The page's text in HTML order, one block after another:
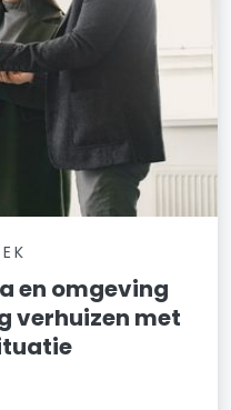
en omgeving
verhuizen met